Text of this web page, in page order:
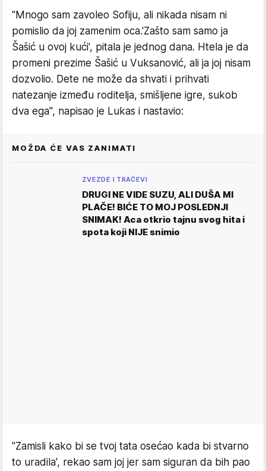
"Mnogo sam zavoleo Sofiju, ali nikada nisam ni
pomislio da joj zamenim oca.'Zašto sam samo ja
Šašić u ovoj kući', pitala je jednog dana. Htela je da
promeni prezime Šašić u Vuksanović, ali ja joj nisam
dozvolio. Dete ne može da shvati i prihvati
natezanje između roditelja, smišljene igre, sukob
dva ega", napisao je Lukas i nastavio:
MOŽDA ĆE VAS ZANIMATI
ZVEZDE I TRAČEVI
DRUGI NE VIDE SUZU, ALI DUŠA MI
PLAČE! BIĆE TO MOJ POSLEDNJI
SNIMAK! Aca otkrio tajnu svog hita i
spota koji NIJE snimio
"Zamisli kako bi se tvoj tata osećao kada bi stvarno
to uradila', rekao sam joj jer sam siguran da bih pao